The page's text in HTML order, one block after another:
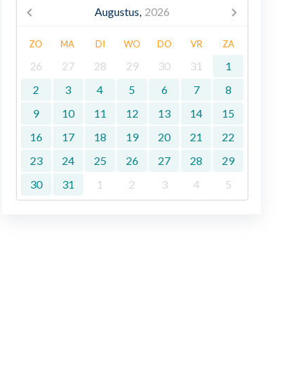
Augustus, 2026
ZO MA DI WO DO VR ZA
26 27 28 29 30 31
1
2
3 4 5 6 7
8
9
10 11 12 13 14
15
16
17 18 19 20 21
22
23
24 25 26 27 28
29
30
31 1 2 3 4 5